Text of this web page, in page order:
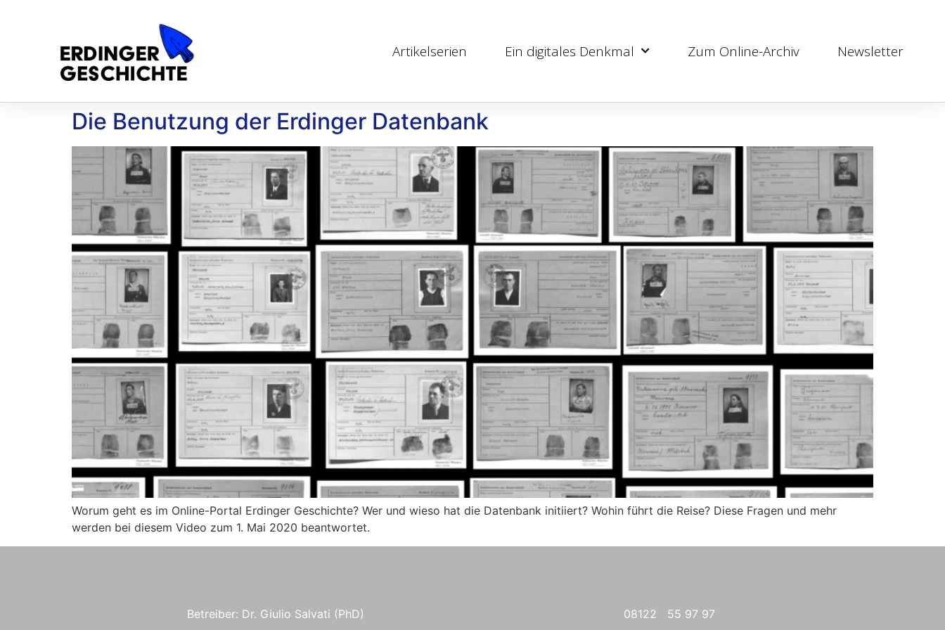
Artikelserien Ein digitales Denkmal Zum Online-Archiv Newsletter
Die Benutzung der Erdinger Datenbank
Worum geht es im Online-Portal Erdinger Geschichte? Wer und wieso hat die Datenbank initiiert? Wohin führt die Reise? Diese Fragen und mehr
werden bei diesem Video zum 1. Mai 2020 beantwortet.
Betreiber: Dr. Giulio Salvati (PhD) 08122 55 97 97